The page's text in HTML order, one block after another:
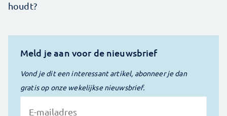
houdt?
Meld je aan voor de nieuwsbrief
Vond je dit een interessant artikel, abonneer je dan
gratis op onze wekelijkse nieuwsbrief.